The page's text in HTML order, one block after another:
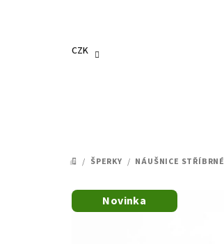
CZK
DOMŮ
/ ŠPERKY / NÁUŠNICE STŘÍBRNÉ
Novinka